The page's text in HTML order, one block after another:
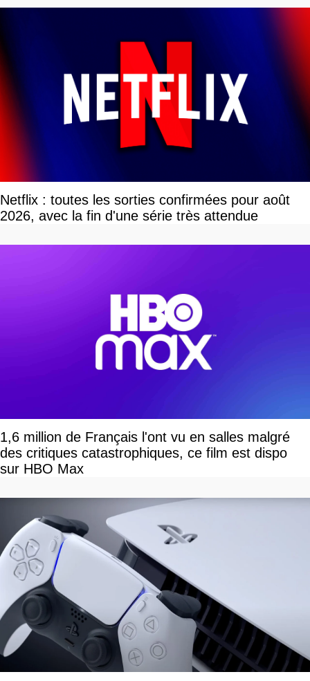
Netflix : toutes les sorties confirmées pour août
2026, avec la fin d'une série très attendue
1,6 million de Français l'ont vu en salles malgré
des critiques catastrophiques, ce film est dispo
sur HBO Max